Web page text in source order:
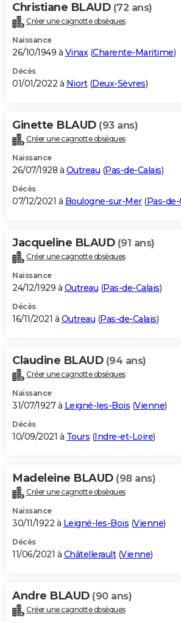
Christiane BLAUD (72 ans)
Créer une cagnotte obsèques
Naissance
26/10/1949 à Vinax(Charente-Maritime)
Décès
01/01/2022 à Niort(Deux-Sèvres)
Ginette BLAUD (93 ans)
Créer une cagnotte obsèques
Naissance
26/07/1928 à Outreau (Pas-de-Calais)
Décès
07/12/2021 à Boulogne-sur-Mer(Pas-de-
Jacqueline BLAUD (91 ans)
Créer une cagnotte obsèques
Naissance
24/12/1929 à Outreau (Pas-de-Calais)
Décès
16/11/2021 à Outreau (Pas-de-Calais)
Claudine BLAUD (94 ans)
Créer une cagnotte obsèques
Naissance
31/07/1927 à Leigné-les-Bois (Vienne)
Décès
10/09/2021 à Tours (Indre-et-Loire)
Madeleine BLAUD (98 ans)
Créer une cagnotte obsèques
Naissance
30/11/1922 à Leigné-les-Bois (Vienne)
Décès
11/06/2021 à Châtellerault(Vienne)
Andre BLAUD (90 ans)
Créer une cagnotte obsèques